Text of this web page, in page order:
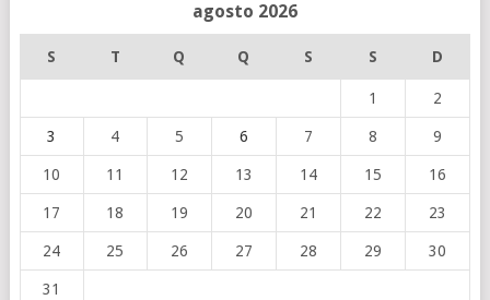
agosto 2026
S T Q Q S S D
1 2
3 4 5 6 7 8 9
10 11 12 13 14 15 16
17 18 19 20 21 22 23
24 25 26 27 28 29 30
31